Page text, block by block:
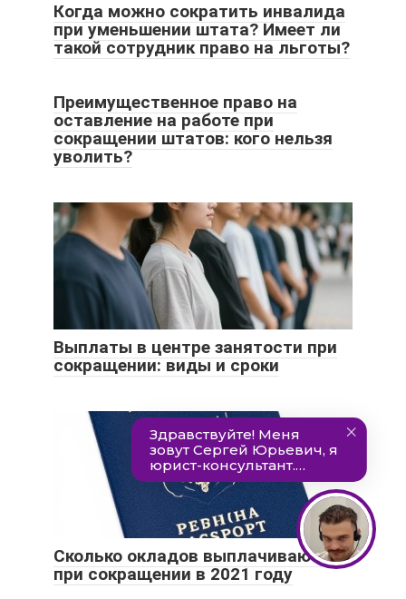
Когда можно сократить инвалида
при уменьшении штата? Имеет ли
такой сотрудник право на льготы?
Преимущественное право на
оставление на работе при
сокращении штатов: кого нельзя
уволить?
Выплаты в центре занятости при
сокращении: виды и сроки
Сколько окладов выплачивают
при сокращении в 2021 году